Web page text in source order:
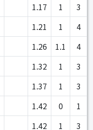
1.17 1
3
1.21 1 4
1.26 1.1 4
1.32 1 3
1.37 1 3
1.42 0
1
1.42 1 3